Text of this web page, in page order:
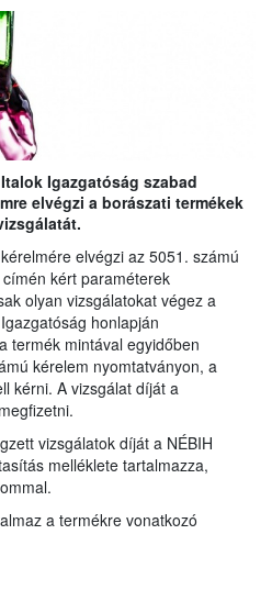
Igazgatóság szabad
elvégzi a borászati termékek
elvégzi az 5051. számú
kért paraméterek
olyan vizsgálatokat végez a
honlapján
termék mintával egyidőben
kérelem nyomtatványon, a
kérni. A vizsgálat díját a
vizsgálatok díját a NÉBIH
melléklete tartalmazza,
a termékre vonatkozó